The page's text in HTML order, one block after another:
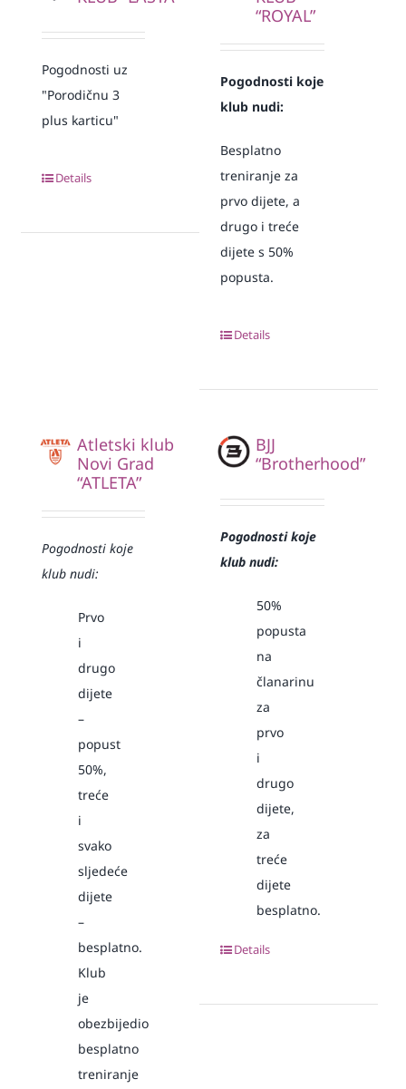
Pogodnosti uz
"Porodičnu 3
plus karticu"
Details
“ROYAL”
Pogodnosti koje
klub nudi:
Besplatno
treniranje za
prvo dijete, a
drugo i treće
dijete s 50%
popusta.
Details
Atletski klub
Novi Grad
“ATLETA”
Pogodnosti koje
klub nudi:
Prvo
i
drugo
dijete
–
popust
50%,
treće
i
svako
sljedeće
dijete
–
besplatno.
Klub
je
obezbijedio
besplatno
treniranje
BJJ
“Brotherhood”
Pogodnosti koje
klub nudi:
50%
popusta
na
članarinu
za
prvo
i
drugo
dijete,
za
treće
dijete
besplatno.
Details